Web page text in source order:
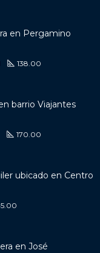
en Pergamino
138.00
barrio Viajantes
170.00
ubicado en Centro
en José